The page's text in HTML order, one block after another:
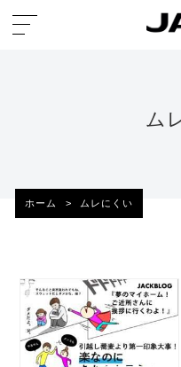
ム
ホーム > ムレにくい